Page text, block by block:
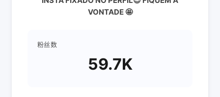
VONTADE 🤩
粉丝数
59.7K